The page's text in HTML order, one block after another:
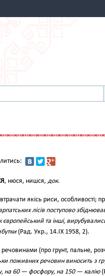
, нюся, нишся, док.
якісь риси, особливості;
лісів поступово
та інші,
(Рад. Укр., 14.IX 1958, 2).
(про грунт, пальне,
поживних речовин виносить з
на 60 — фосфору, на 150 — калію